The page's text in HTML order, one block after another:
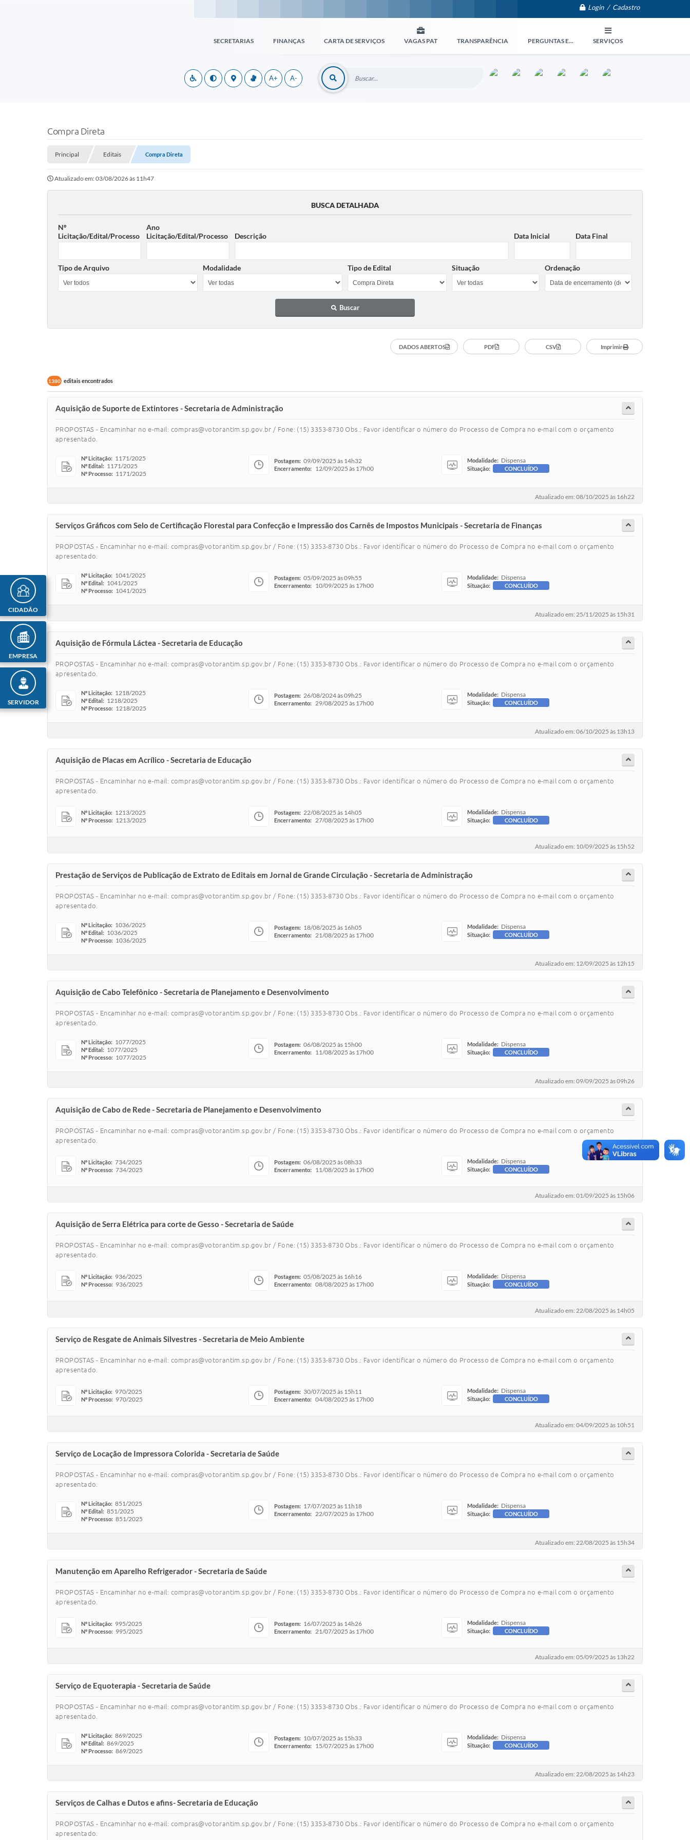
Login / Cadastro
SECRETARIAS FINANÇAS CARTA DE SERVIÇOS VAGAS PAT TRANSPARÊNCIA PERGUNTAS E... SERVIÇOS
A+ A-
CIDADÃO
EMPRESA
SERVIDOR
Compra Direta
Principal Editais Compra Direta
Atualizado em: 03/08/2026 às 11h47
BUSCA DETALHADA
Nº
Licitação/Edital/Processo
Ano
Licitação/Edital/Processo
Descrição Data Inicial Data Final
Tipo de Arquivo Modalidade Tipo de Edital Situação Ordenação
Buscar
DADOS ABERTOS PDF CSV Imprimir
1380 editais encontrados
Aquisição de Suporte de Extintores - Secretaria de Administração
PROPOSTAS - Encaminhar no e-mail: compras@votorantim.sp.gov.br / Fone: (15) 3353-8730 Obs.: Favor identificar o número do Processo de Compra no e-mail com o orçamento
apresentado.
Nº Licitação: 1171/2025
Nº Edital: 1171/2025
Nº Processo: 1171/2025
Postagem: 09/09/2025 às 14h32
Encerramento: 12/09/2025 às 17h00
Modalidade: Dispensa
Situação: CONCLUÍDO
Atualizado em: 08/10/2025 às 16h22
Serviços Gráficos com Selo de Certificação Florestal para Confecção e Impressão dos Carnês de Impostos Municipais - Secretaria de Finanças
PROPOSTAS - Encaminhar no e-mail: compras@votorantim.sp.gov.br / Fone: (15) 3353-8730 Obs.: Favor identificar o número do Processo de Compra no e-mail com o orçamento
apresentado.
Nº Licitação: 1041/2025
Nº Edital: 1041/2025
Nº Processo: 1041/2025
Postagem: 05/09/2025 às 09h55
Encerramento: 10/09/2025 às 17h00
Modalidade: Dispensa
Situação: CONCLUÍDO
Atualizado em: 25/11/2025 às 15h31
Aquisição de Fórmula Láctea - Secretaria de Educação
PROPOSTAS - Encaminhar no e-mail: compras@votorantim.sp.gov.br / Fone: (15) 3353-8730 Obs.: Favor identificar o número do Processo de Compra no e-mail com o orçamento
apresentado.
Nº Licitação: 1218/2025
Nº Edital: 1218/2025
Nº Processo: 1218/2025
Postagem: 26/08/2024 às 09h25
Encerramento: 29/08/2025 às 17h00
Modalidade: Dispensa
Situação: CONCLUÍDO
Atualizado em: 06/10/2025 às 13h13
Aquisição de Placas em Acrílico - Secretaria de Educação
PROPOSTAS - Encaminhar no e-mail: compras@votorantim.sp.gov.br / Fone: (15) 3353-8730 Obs.: Favor identificar o número do Processo de Compra no e-mail com o orçamento
apresentado.
Nº Licitação: 1213/2025
Nº Processo: 1213/2025
Postagem: 22/08/2025 às 14h05
Encerramento: 27/08/2025 às 17h00
Modalidade: Dispensa
Situação: CONCLUÍDO
Atualizado em: 10/09/2025 às 15h52
Prestação de Serviços de Publicação de Extrato de Editais em Jornal de Grande Circulação - Secretaria de Administração
PROPOSTAS - Encaminhar no e-mail: compras@votorantim.sp.gov.br / Fone: (15) 3353-8730 Obs.: Favor identificar o número do Processo de Compra no e-mail com o orçamento
apresentado.
Nº Licitação: 1036/2025
Nº Edital: 1036/2025
Nº Processo: 1036/2025
Postagem: 18/08/2025 às 16h05
Encerramento: 21/08/2025 às 17h00
Modalidade: Dispensa
Situação: CONCLUÍDO
Atualizado em: 12/09/2025 às 12h15
Aquisição de Cabo Telefônico - Secretaria de Planejamento e Desenvolvimento
PROPOSTAS - Encaminhar no e-mail: compras@votorantim.sp.gov.br / Fone: (15) 3353-8730 Obs.: Favor identificar o número do Processo de Compra no e-mail com o orçamento
apresentado.
Nº Licitação: 1077/2025
Nº Edital: 1077/2025
Nº Processo: 1077/2025
Postagem: 06/08/2025 às 15h00
Encerramento: 11/08/2025 às 17h00
Modalidade: Dispensa
Situação: CONCLUÍDO
Atualizado em: 09/09/2025 às 09h26
Aquisição de Cabo de Rede - Secretaria de Planejamento e Desenvolvimento
PROPOSTAS - Encaminhar no e-mail: compras@votorantim.sp.gov.br / Fone: (15) 3353-8730 Obs.: Favor identificar o número do Processo de Compra no e-mail com o orçamento
apresentado.
Nº Licitação: 734/2025
Nº Processo: 734/2025
Postagem: 06/08/2025 às 08h33
Encerramento: 11/08/2025 às 17h00
Modalidade: Dispensa
Situação: CONCLUÍDO
Atualizado em: 01/09/2025 às 15h06
Aquisição de Serra Elétrica para corte de Gesso - Secretaria de Saúde
PROPOSTAS - Encaminhar no e-mail: compras@votorantim.sp.gov.br / Fone: (15) 3353-8730 Obs.: Favor identificar o número do Processo de Compra no e-mail com o orçamento
apresentado.
Nº Licitação: 936/2025
Nº Processo: 936/2025
Postagem: 05/08/2025 às 16h16
Encerramento: 08/08/2025 às 17h00
Modalidade: Dispensa
Situação: CONCLUÍDO
Atualizado em: 22/08/2025 às 14h05
Serviço de Resgate de Animais Silvestres - Secretaria de Meio Ambiente
PROPOSTAS - Encaminhar no e-mail: compras@votorantim.sp.gov.br / Fone: (15) 3353-8730 Obs.: Favor identificar o número do Processo de Compra no e-mail com o orçamento
apresentado.
Nº Licitação: 970/2025
Nº Processo: 970/2025
Postagem: 30/07/2025 às 15h11
Encerramento: 04/08/2025 às 17h00
Modalidade: Dispensa
Situação: CONCLUÍDO
Atualizado em: 04/09/2025 às 10h51
Serviço de Locação de Impressora Colorida - Secretaria de Saúde
PROPOSTAS - Encaminhar no e-mail: compras@votorantim.sp.gov.br / Fone: (15) 3353-8730 Obs.: Favor identificar o número do Processo de Compra no e-mail com o orçamento
apresentado.
Nº Licitação: 851/2025
Nº Edital: 851/2025
Nº Processo: 851/2025
Postagem: 17/07/2025 às 11h18
Encerramento: 22/07/2025 às 17h00
Modalidade: Dispensa
Situação: CONCLUÍDO
Atualizado em: 22/08/2025 às 15h34
Manutenção em Aparelho Refrigerador - Secretaria de Saúde
PROPOSTAS - Encaminhar no e-mail: compras@votorantim.sp.gov.br / Fone: (15) 3353-8730 Obs.: Favor identificar o número do Processo de Compra no e-mail com o orçamento
apresentado.
Nº Licitação: 995/2025
Nº Processo: 995/2025
Postagem: 16/07/2025 às 14h26
Encerramento: 21/07/2025 às 17h00
Modalidade: Dispensa
Situação: CONCLUÍDO
Atualizado em: 05/09/2025 às 13h22
Serviço de Equoterapia - Secretaria de Saúde
PROPOSTAS - Encaminhar no e-mail: compras@votorantim.sp.gov.br / Fone: (15) 3353-8730 Obs.: Favor identificar o número do Processo de Compra no e-mail com o orçamento
apresentado.
Nº Licitação: 869/2025
Nº Edital: 869/2025
Nº Processo: 869/2025
Postagem: 10/07/2025 às 15h33
Encerramento: 15/07/2025 às 17h00
Modalidade: Dispensa
Situação: CONCLUÍDO
Atualizado em: 22/08/2025 às 14h23
Serviços de Calhas e Dutos e afins- Secretaria de Educação
PROPOSTAS - Encaminhar no e-mail: compras@votorantim.sp.gov.br / Fone: (15) 3353-8730 Obs.: Favor identificar o número do Processo de Compra no e-mail com o orçamento
apresentado.